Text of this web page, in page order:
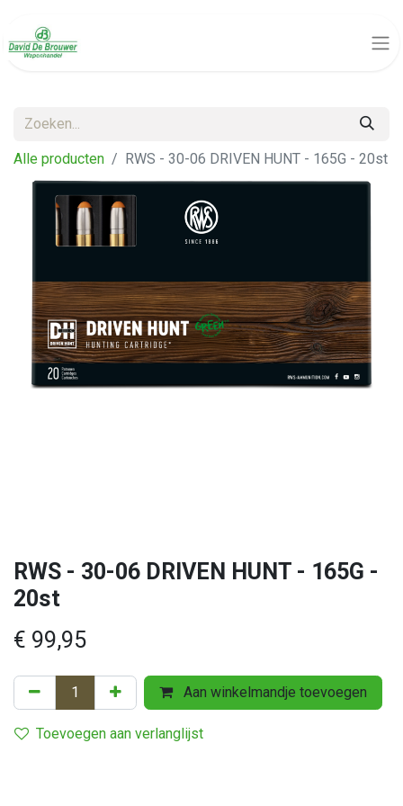
Alle producten RWS - 30-06 DRIVEN HUNT - 165G - 20st
RWS - 30-06 DRIVEN HUNT - 165G -
20st
€ 99,95
Aan winkelmandje toevoegen
Toevoegen aan verlanglijst